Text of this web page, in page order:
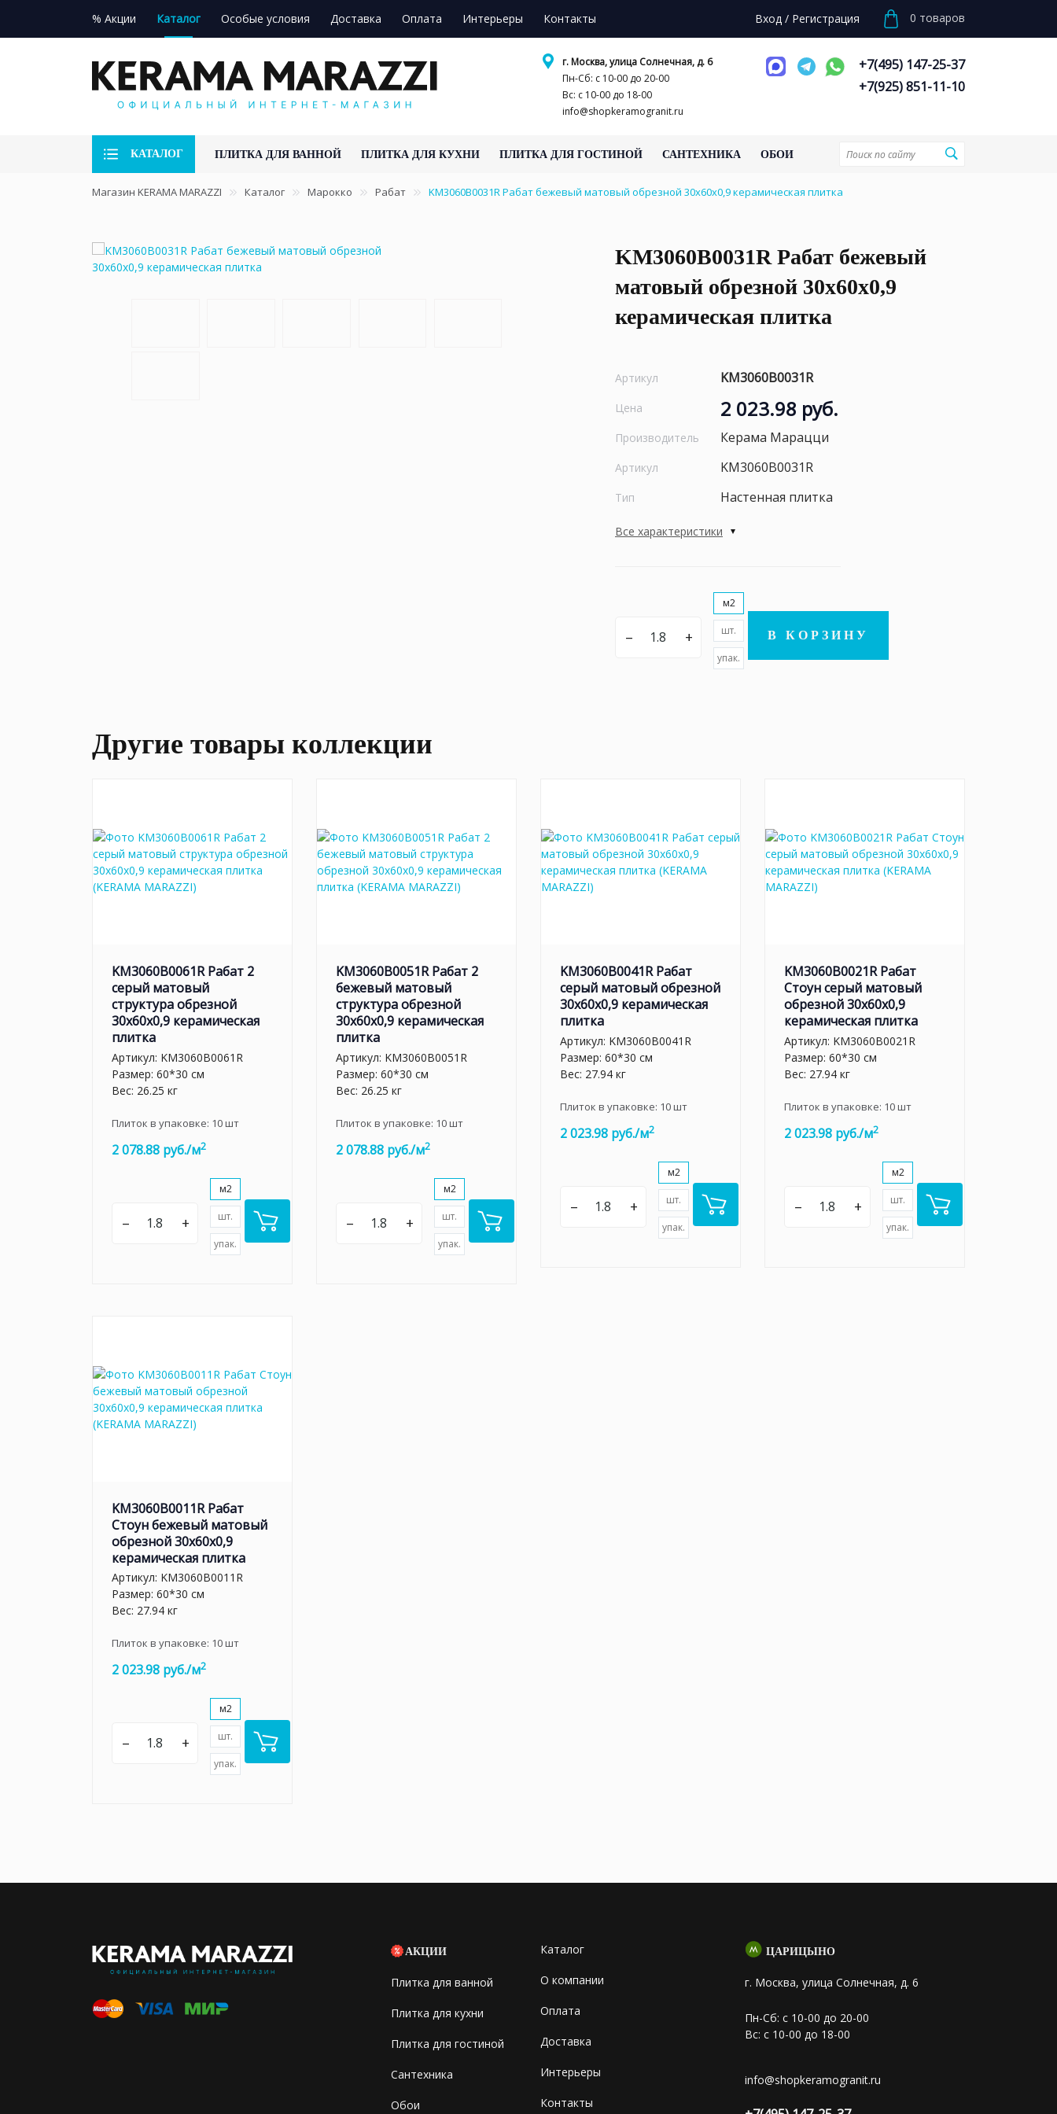
% Акции Каталог Особые условия Доставка Оплата Интерьеры Контакты Вход / Регистрация 0 товаров
г. Москва, улица Солнечная, д. 6
Пн-Сб: с 10-00 до 20-00
Вс: с 10-00 до 18-00
info@shopkeramogranit.ru
+7(495) 147-25-37
+7(925) 851-11-10
КАТАЛОГ ПЛИТКА ДЛЯ ВАННОЙ ПЛИТКА ДЛЯ КУХНИ ПЛИТКА ДЛЯ ГОСТИНОЙ САНТЕХНИКА ОБОИ
Магазин KERAMA MARAZZI Каталог Марокко Рабат KM3060B0031R Рабат бежевый матовый обрезной 30x60x0,9 керамическая плитка
KM3060B0031R Рабат бежевый
матовый обрезной 30x60x0,9
керамическая плитка
Артикул KM3060B0031R
Цена 2 023.98 руб.
Производитель Керама Марацци
Артикул KM3060B0031R
Тип Настенная плитка
Все характеристики
– +
м2
шт.
упак.
В КОРЗИНУ
Другие товары коллекции
KM3060B0061R Рабат 2
серый матовый
структура обрезной
30x60x0,9 керамическая
плитка
Артикул: KM3060B0061R
Размер: 60*30 см
Вес: 26.25 кг
Плиток в упаковке: 10шт
2 078.88 руб./м2
– +
м2
шт.
упак.
KM3060B0051R Рабат 2
бежевый матовый
структура обрезной
30x60x0,9 керамическая
плитка
Артикул: KM3060B0051R
Размер: 60*30 см
Вес: 26.25 кг
Плиток в упаковке: 10шт
2 078.88 руб./м2
– +
м2
шт.
упак.
KM3060B0041R Рабат
серый матовый обрезной
30x60x0,9 керамическая
плитка
Артикул: KM3060B0041R
Размер: 60*30 см
Вес: 27.94 кг
Плиток в упаковке: 10шт
2 023.98 руб./м2
– +
м2
шт.
упак.
KM3060B0021R Рабат
Стоун серый матовый
обрезной 30x60x0,9
керамическая плитка
Артикул: KM3060B0021R
Размер: 60*30 см
Вес: 27.94 кг
Плиток в упаковке: 10шт
2 023.98 руб./м2
– +
м2
шт.
упак.
KM3060B0011R Рабат
Стоун бежевый матовый
обрезной 30x60x0,9
керамическая плитка
Артикул: KM3060B0011R
Размер: 60*30 см
Вес: 27.94 кг
Плиток в упаковке: 10шт
2 023.98 руб./м2
– +
м2
шт.
упак.
АКЦИИ
Плитка для ванной
Плитка для кухни
Плитка для гостиной
Сантехника
Обои
Каталог
О компании
Оплата
Доставка
Интерьеры
Контакты
ЦАРИЦЫНО
г. Москва, улица Солнечная, д. 6
Пн-Сб: с 10-00 до 20-00
Вс: с 10-00 до 18-00
info@shopkeramogranit.ru